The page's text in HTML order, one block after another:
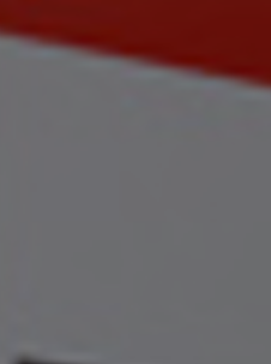
Plattvalsad tråd